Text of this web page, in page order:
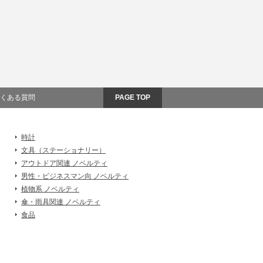
ある質問 PAGE TOP
時計
文具（ステーショナリー）
アウトドア関連 ノベルティ
男性・ビジネスマン向 ノベルティ
植物系 ノベルティ
傘・雨具関連 ノベルティ
食品